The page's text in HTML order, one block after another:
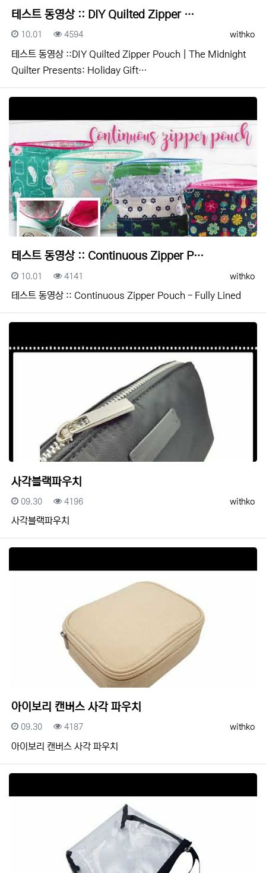
테스트 동영상 :: DIY Quilted Zipper …
등록자
withko
등록일
10.01 조회
4594
테스트 동영상 ::DIY Quilted Zipper Pouch | The Midnight
Quilter Presents: Holiday Gift…
테스트 동영상 :: Continuous Zipper P…
등록자
withko
등록일
10.01 조회
4141
테스트 동영상 :: Continuous Zipper Pouch - Fully Lined
사각블랙파우치
등록자
withko
등록일
09.30 조회
4196
사각블랙파우치
아이보리 캔버스 사각 파우치
등록자
withko
등록일
09.30 조회
4187
아이보리 캔버스 사각 파우치